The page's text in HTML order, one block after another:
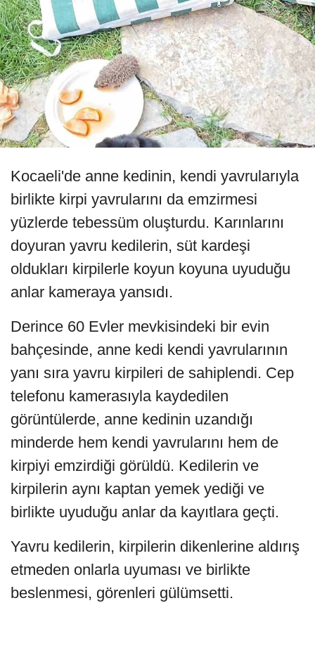
Kocaeli'de anne kedinin, kendi yavrularıyla
birlikte kirpi yavrularını da emzirmesi
yüzlerde tebessüm oluşturdu. Karınlarını
doyuran yavru kedilerin, süt kardeşi
oldukları kirpilerle koyun koyuna uyuduğu
anlar kameraya yansıdı.
Derince 60 Evler mevkisindeki bir evin
bahçesinde, anne kedi kendi yavrularının
yanı sıra yavru kirpileri de sahiplendi. Cep
telefonu kamerasıyla kaydedilen
görüntülerde, anne kedinin uzandığı
minderde hem kendi yavrularını hem de
kirpiyi emzirdiği görüldü. Kedilerin ve
kirpilerin aynı kaptan yemek yediği ve
birlikte uyuduğu anlar da kayıtlara geçti.
Yavru kedilerin, kirpilerin dikenlerine aldırış
etmeden onlarla uyuması ve birlikte
beslenmesi, görenleri gülümsetti.